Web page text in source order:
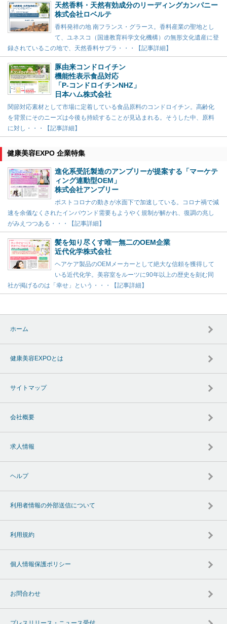
天然香料・天然有効成分のリーディングカンパニー
株式会社ロベルテ
香料発祥の地 南フランス・グラース。香料産業の聖地とし
て、ユネスコ（国連教育科学文化機構）の無形文化遺産に登
録されているこの地で、天然香料サプラ・・・【記事詳細】
豚由来コンドロイチン
機能性表示食品対応
「P-コンドロイチンNHZ」
日本ハム株式会社
関節対応素材として市場に定着している食品原料のコンドロイチン。高齢化
を背景にそのニーズは今後も持続することが見込まれる。そうした中、原料
に対し・・・【記事詳細】
健康美容EXPO 企業特集
進化系受託製造のアンプリーが提案する「マーケテ
ィング連動型OEM」
株式会社アンプリー
ポストコロナの動きが水面下で加速している。コロナ禍で減
速を余儀なくされたインバウンド需要もようやく規制が解かれ、復調の兆し
がみえつつある・・・【記事詳細】
髪を知り尽くす唯一無二のOEM企業
近代化学株式会社
ヘアケア製品のOEMメーカーとして絶大な信頼を獲得して
いる近代化学。美容室をルーツに90年以上の歴史を刻む同
社が掲げるのは「幸せ」という・・・【記事詳細】
ホーム
健康美容EXPOとは
サイトマップ
会社概要
求人情報
ヘルプ
利用者情報の外部送信について
利用規約
個人情報保護ポリシー
お問合わせ